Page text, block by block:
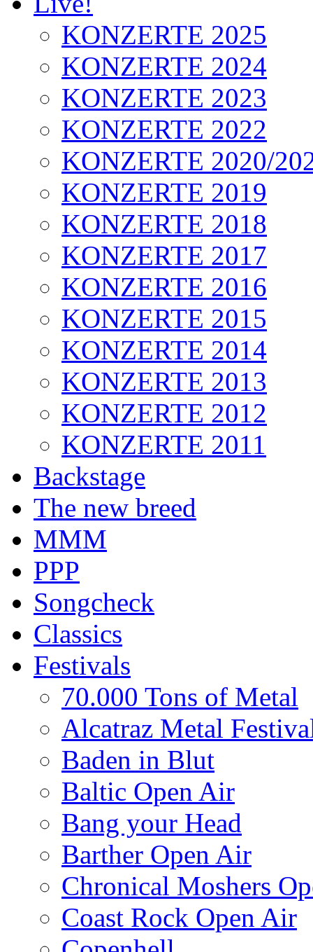
KONZERTE 2025
KONZERTE 2024
KONZERTE 2023
KONZERTE 2022
KONZERTE 2020/
KONZERTE 2019
KONZERTE 2018
KONZERTE 2017
KONZERTE 2016
KONZERTE 2015
KONZERTE 2014
KONZERTE 2013
KONZERTE 2012
KONZERTE 2011
Backstage
The new breed
MMM
PPP
Songcheck
Classics
Festivals
70.000 Tons of Metal
Alcatraz Metal
Baden in Blut
Baltic Open Air
Bang your Head
Barther Open Air
Chronical Moshers
Coast Rock Open Air